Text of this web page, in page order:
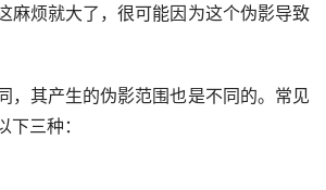
麻烦就大了，很可能因为这个伪影导致
，其产生的伪影范围也是不同的。常见
三种：